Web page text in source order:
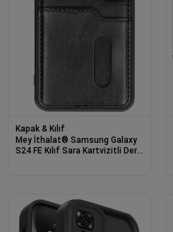
Kapak & Kılıf
Mey İthalat® Samsung Galaxy
S24 FE Kılıf Sara Kartvizitli Deri